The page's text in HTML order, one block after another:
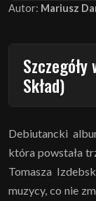
Autor: Mariusz
Skład)
Debiutancki
która powstała
Tomasza
muzycy, co nie